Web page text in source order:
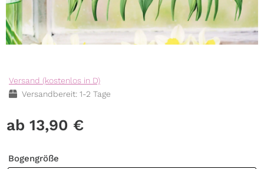
Versand (kostenlos in D)
Versandbereit: 1-2 Tage
13,90 €
Bogengröße